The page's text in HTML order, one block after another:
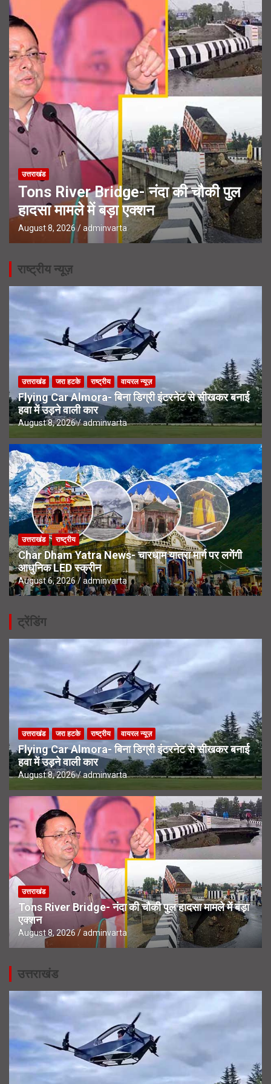
उत्तराखंड
Tons River Bridge- नंदा की चौकी पुल
हादसा मामले में बड़ा एक्शन
August 8, 2026 adminvarta
राष्ट्रीय न्यूज़
उत्तराखंड जरा हटके राष्ट्रीय वायरल न्यूज़
Flying Car Almora- बिना डिग्री इंटरनेट से सीखकर बनाई
हवा में उड़ने वाली कार
August 8, 2026 adminvarta
उत्तराखंड राष्ट्रीय
Char Dham Yatra News- चारधाम यात्रा मार्ग पर लगेंगी
आधुनिक LED स्क्रीन
August 6, 2026 adminvarta
ट्रेंडिंग
उत्तराखंड जरा हटके राष्ट्रीय वायरल न्यूज़
Flying Car Almora- बिना डिग्री इंटरनेट से सीखकर बनाई
हवा में उड़ने वाली कार
August 8, 2026 adminvarta
उत्तराखंड
Tons River Bridge- नंदा की चौकी पुल हादसा मामले में बड़ा
एक्शन
August 8, 2026 adminvarta
उत्तराखंड